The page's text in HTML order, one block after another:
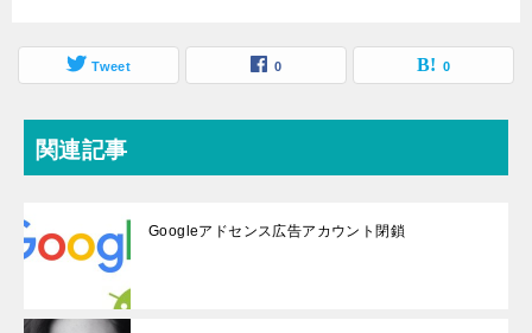
Tweet 0 0
関連記事
Googleアドセンス広告アカウント閉鎖